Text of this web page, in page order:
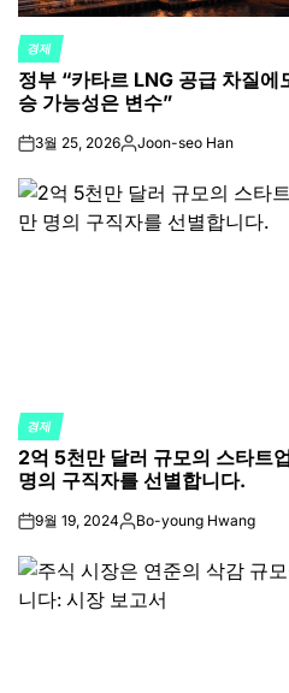
POSTED
IN
경제
정부 “카타르 LNG 공급 차질
승 가능성은 변수”
on3월 25, 2026Posted
Joon-seo Han
POSTED
IN
경제
2억 5천만 달러 규모의 스타트
명의 구직자를 선별합니다.
on9월 19, 2024Posted
Bo-young Hwang